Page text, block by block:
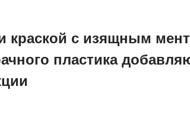
краской с изящным
пластика